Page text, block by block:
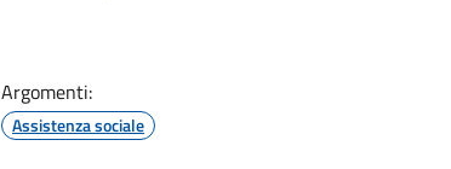
Argomenti:
Assistenza sociale